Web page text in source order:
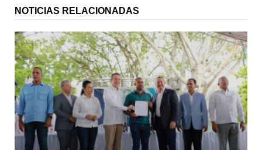
NOTICIAS RELACIONADAS